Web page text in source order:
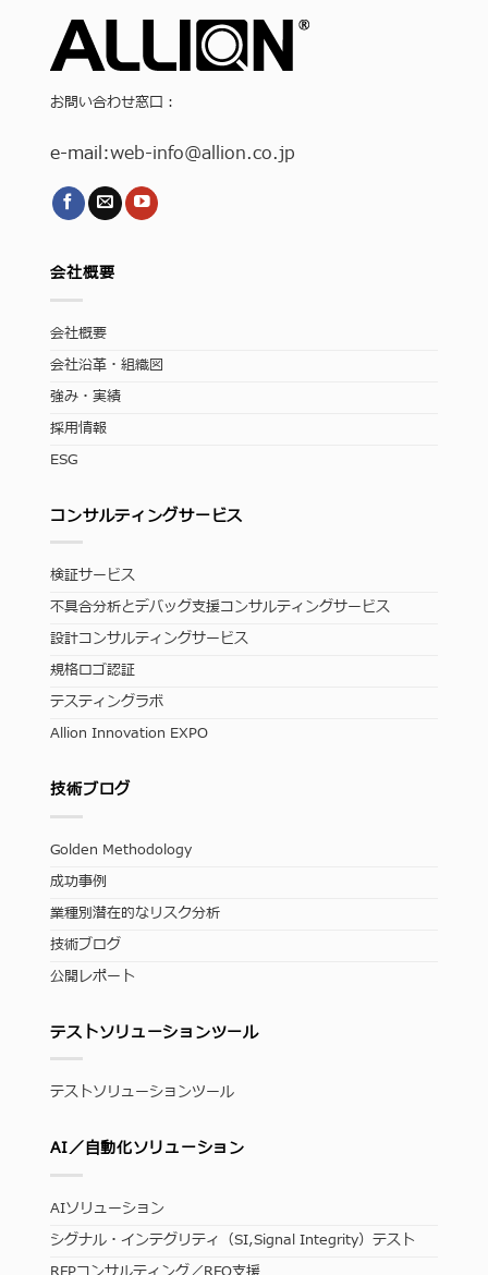
お問い合わせ窓口：
e-mail:web-info@allion.co.jp
会社概要
会社概要
会社沿革・組織図
強み・実績
採用情報
ESG
コンサルティングサービス
検証サービス
不具合分析とデバッグ支援コンサルティングサービス
設計コンサルティングサービス
規格ロゴ認証
テスティングラボ
Allion Innovation EXPO
技術ブログ
Golden Methodology
成功事例
業種別潜在的なリスク分析
技術ブログ
公開レポート
テストソリューションツール
テストソリューションツール
AI／自動化ソリューション
AIソリューション
シグナル・インテグリティ（SI,Signal Integrity）テスト